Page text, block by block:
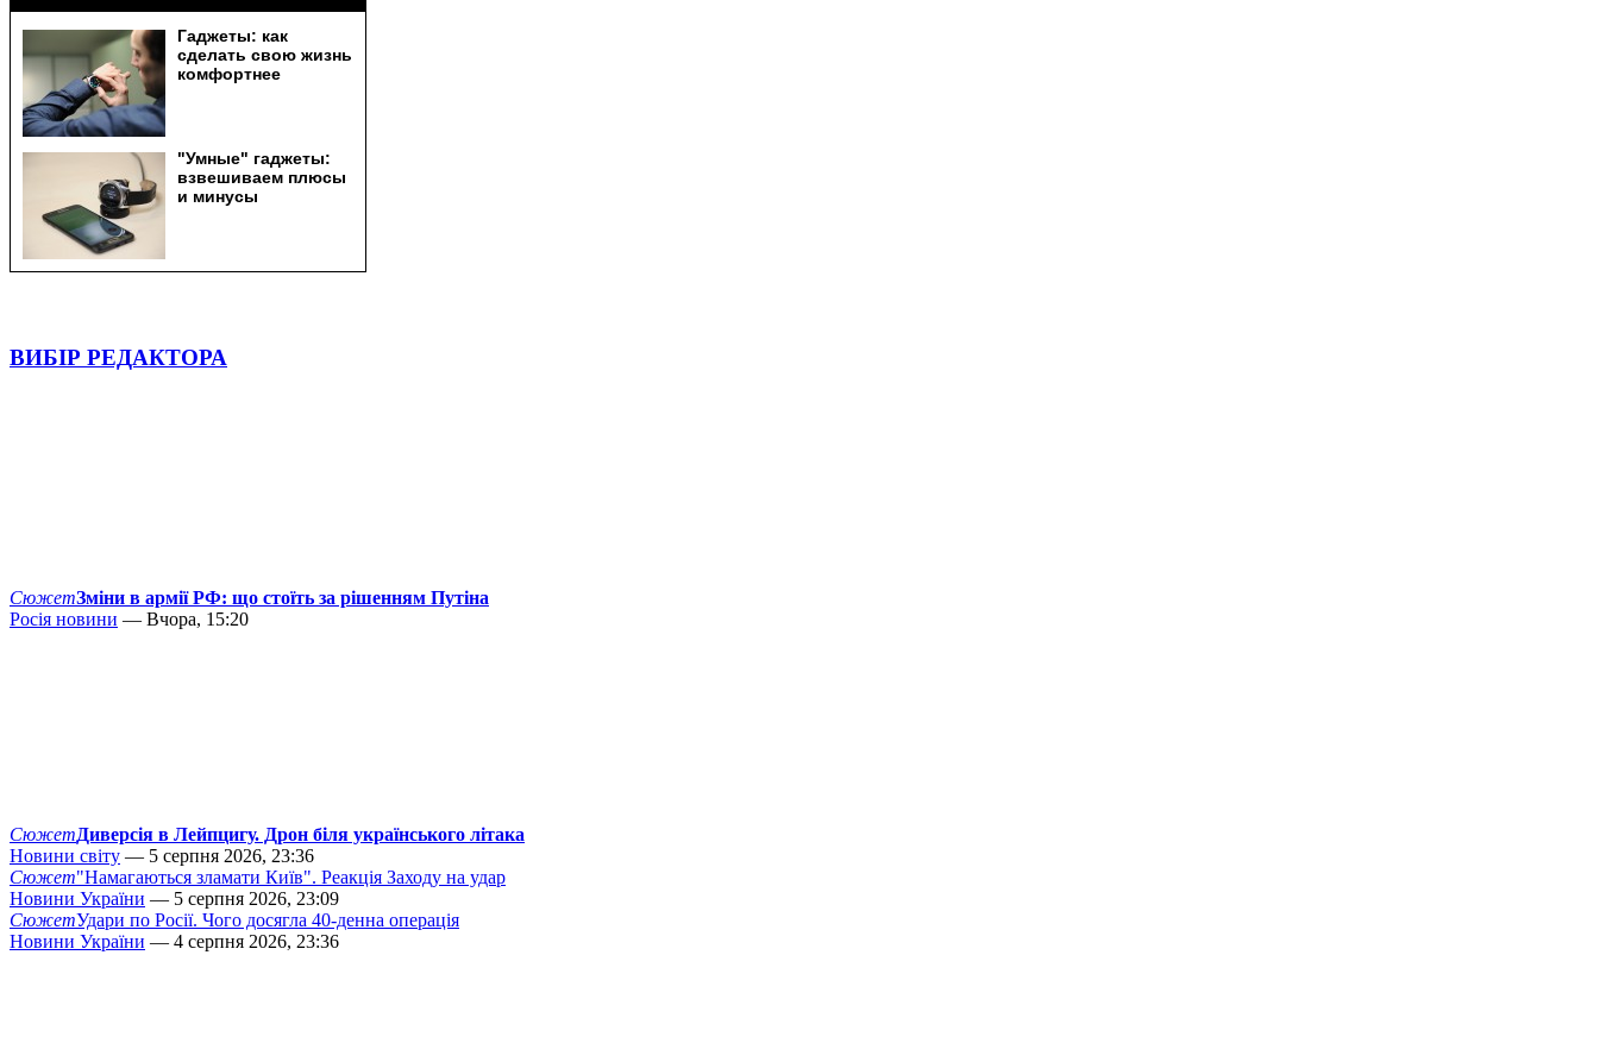
ВИБІР РЕДАКТОРА
СюжетЗміни в армії РФ: що стоїть за рішенням Путіна
Росія новини — Вчора, 15:20
СюжетДиверсія в Лейпцигу. Дрон біля українського літака
Новини світу — 5 серпня 2026, 23:36
Сюжет"Намагаються зламати Київ". Реакція Заходу на удар
Новини України — 5 серпня 2026, 23:09
СюжетУдари по Росії. Чого досягла 40-денна операція
Новини України — 4 серпня 2026, 23:36